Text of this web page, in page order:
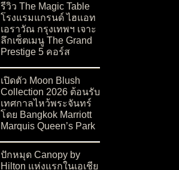
รีวิว The Magic Table
โรงแรมแกรนด์ ไฮแอท
เอราวัณ กรุงเทพฯ เจาะ
ลึกเซ็ตเมนู The Grand
Prestige 5 คอร์ส
เปิดตัว Moon Blush
Collection 2026 ต้อนรับ
เทศกาลไหว้พระจันทร์
โดย Bangkok Marriott
Marquis Queen’s Park
ปักหมุด Canopy by
Hilton แห่งแรกในเอเชีย